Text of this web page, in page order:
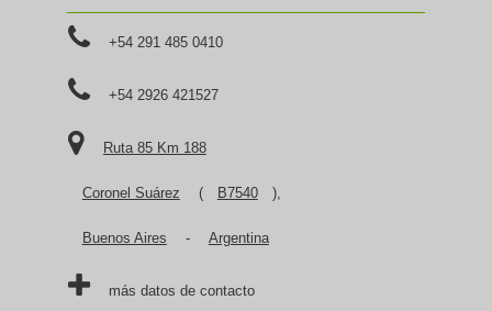
+54 291 485 0410
+54 2926 421527
Ruta 85 Km 188
Coronel Suárez ( B7540 ),
Buenos Aires - Argentina
más datos de contacto